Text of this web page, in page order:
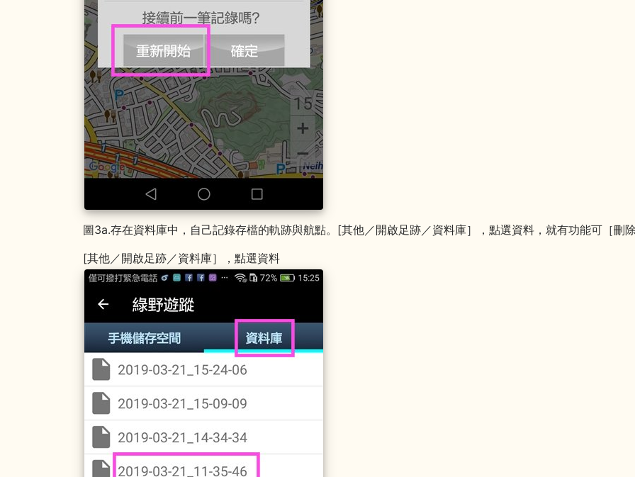
圖3a.存在資料庫中，自己記錄存檔的軌跡與航點。[其他／開啟足跡／資料庫］，點選資料，就有功能可［刪
[其他／開啟足跡／資料庫］，點選資料